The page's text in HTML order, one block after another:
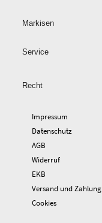
Markisen
Service
Recht
Impressum
Datenschutz
AGB
Widerruf
EKB
Versand und Zahlung
Cookies